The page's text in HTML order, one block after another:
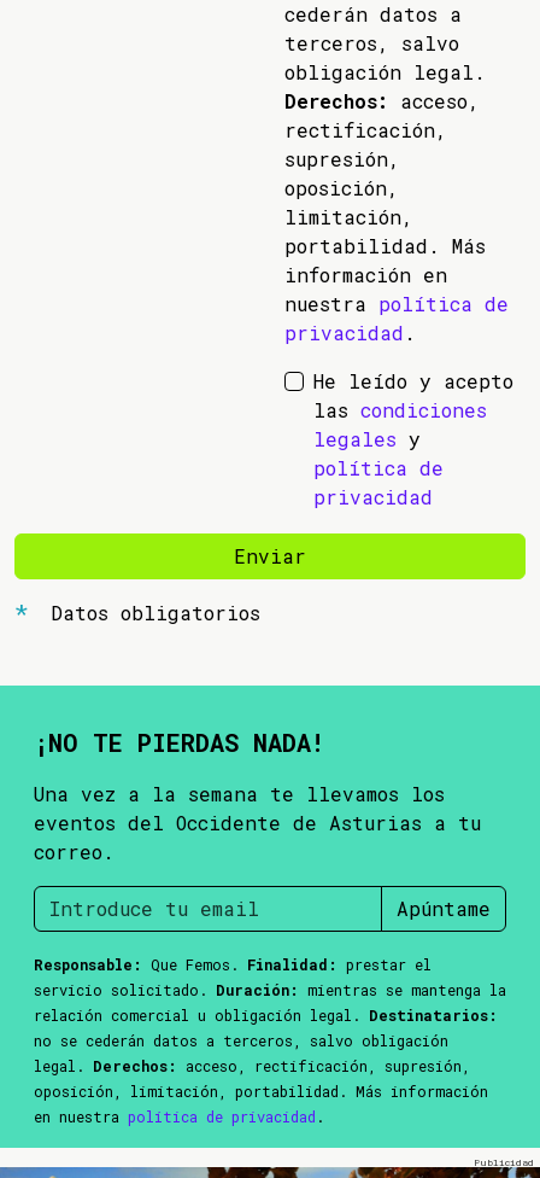
cederán datos a
terceros, salvo
obligación legal.
Derechos:
acceso,
rectificación,
supresión,
oposición,
limitación,
portabilidad. Más
información en
nuestra política de
privacidad .
He leído y acepto
las condiciones
legales y
política de
privacidad
Enviar
Datos obligatorios
¡NO TE PIERDAS NADA!
Una vez a la semana te llevamos los
eventos del Occidente de Asturias a tu
correo.
Apúntame
Responsable: Que Femos. Finalidad:
prestar el
servicio solicitado. Duración:
mientras se mantenga la
relación comercial u obligación legal. Destinatarios:
no se cederán datos a terceros, salvo obligación
legal. Derechos:
acceso, rectificación, supresión,
oposición, limitación, portabilidad. Más información
en nuestra política de privacidad .